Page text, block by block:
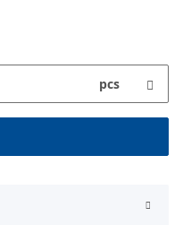
pcs